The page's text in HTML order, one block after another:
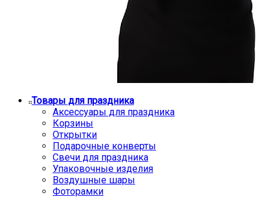
Товары для праздника
Аксессуары для праздника
Корзины
Открытки
Подарочные конверты
Свечи для праздника
Упаковочные изделия
Воздушные шары
Фоторамки